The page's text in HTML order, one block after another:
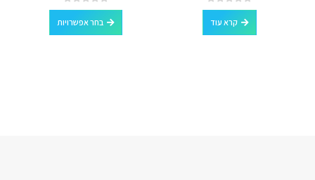
0
out of 5
קרא עוד
0
out of 5
בחר אפשרויות
למוצר זה יש מספר סוגים. ניתן לבחור את האפשרויות בעמוד המוצר